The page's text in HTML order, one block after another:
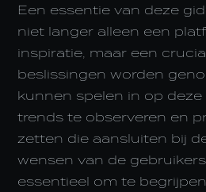
Een essentie van deze
niet langer alleen een
inspiratie, maar een
beslissingen worden
kunnen spelen in op
trends te observeren en
zetten die aansluiten bij
wensen van de
essentieel om te